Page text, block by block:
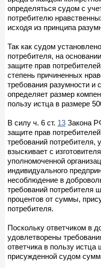
определяться судом с
потребителю
исходя из принципа
Так как судом
потребителя, на
защите прав
степень причиненных
требования разумности и
определяет размер
пользу истца в размере
В силу ч. 6 ст. 13 Закона
защите прав
требований потребителя,
взыскивает с
уполномоченной
индивидуального
несоблюдение в
требований потребителя
процентов от суммы,
потребителя.
Поскольку ответчиком в
удовлетворены
ответчика в пользу
присужденной судом